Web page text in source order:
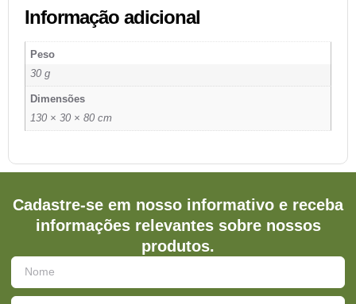
Informação adicional
Peso
30 g
Dimensões
130 × 30 × 80 cm
Cadastre-se em nosso informativo e receba
informações relevantes sobre nossos
produtos.